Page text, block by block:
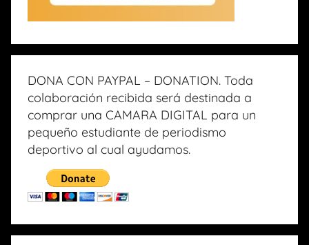
DONA CON PAYPAL – DONATION. Toda
colaboración recibida será destinada a
comprar una CAMARA DIGITAL para un
pequeño estudiante de periodismo
deportivo al cual ayudamos.